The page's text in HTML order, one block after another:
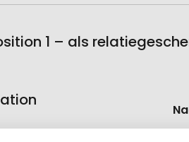
1 – als